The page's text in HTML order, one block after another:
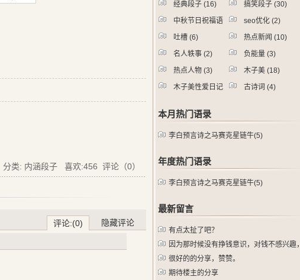
类: 内涵段子 喜欢:456 评论（0）
评论:(0) 隐藏评论
经典段子 (16) 搞笑段子 (30)
中秋节日祝福语
(2)
seo优化 (2)
吐槽 (6) 热点新闻 (10)
名人轶事 (2) 负能量 (3)
热点人物 (3) 木子美 (18)
木子美性爱日记
古诗词 (4)
本月热门语录
李白预言诗之马赛克星链牛(5)
年度热门语录
李白预言诗之马赛克星链牛(5)
最新留言
有点太扯了吧？
因为那时候没有挣钱意识，对钱不感兴趣，
对
很好的的分享，赞赞。
期待楼主的分享